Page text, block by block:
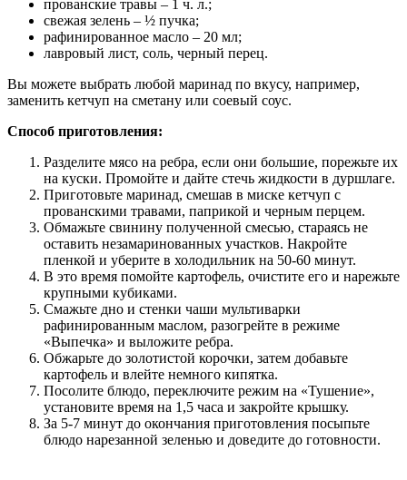
прованские травы – 1 ч. л.;
свежая зелень – ½ пучка;
рафинированное масло – 20 мл;
лавровый лист, соль, черный перец.
Вы можете выбрать любой маринад по вкусу, например,
заменить кетчуп на сметану или соевый соус.
Способ приготовления:
Разделите мясо на ребра, если они большие, порежьте их
на куски. Промойте и дайте стечь жидкости в дуршлаге.
Приготовьте маринад, смешав в миске кетчуп с
прованскими травами, паприкой и черным перцем.
Обмажьте свинину полученной смесью, стараясь не
оставить незамаринованных участков. Накройте
пленкой и уберите в холодильник на 50-60 минут.
В это время помойте картофель, очистите его и нарежьте
крупными кубиками.
Смажьте дно и стенки чаши мультиварки
рафинированным маслом, разогрейте в режиме
«Выпечка» и выложите ребра.
Обжарьте до золотистой корочки, затем добавьте
картофель и влейте немного кипятка.
Посолите блюдо, переключите режим на «Тушение»,
установите время на 1,5 часа и закройте крышку.
За 5-7 минут до окончания приготовления посыпьте
блюдо нарезанной зеленью и доведите до готовности.